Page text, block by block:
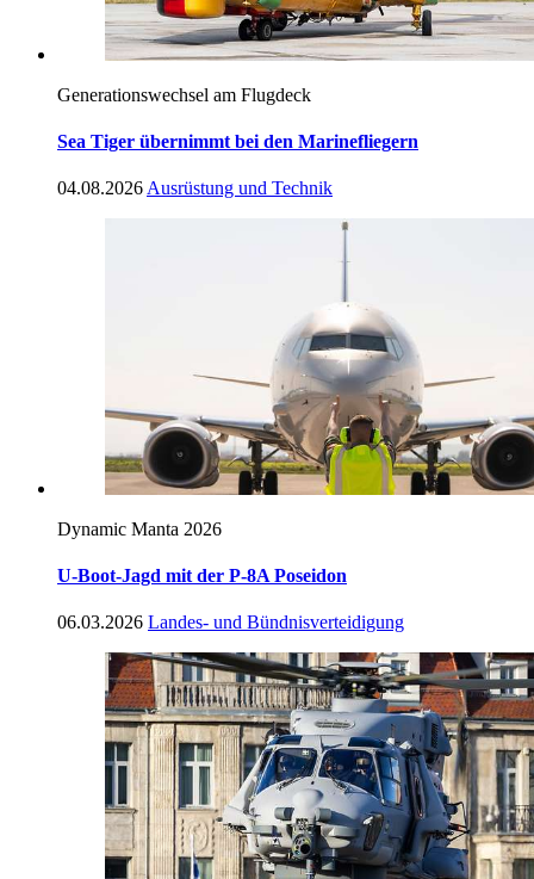
Generationswechsel am Flugdeck
Sea Tiger übernimmt bei den Marinefliegern
04.08.2026 Ausrüstung und Technik
Dynamic Manta 2026
U-Boot-Jagd mit der P-8A Poseidon
06.03.2026 Landes- und Bündnisverteidigung